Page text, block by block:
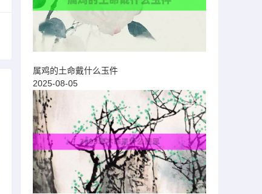
属鸡的土命戴什么玉件
2025-08-05